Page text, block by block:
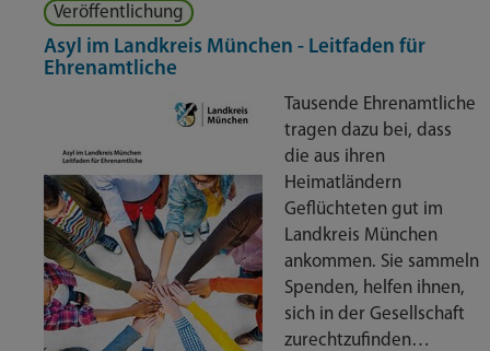
Veröffentlichung
Asyl im Landkreis München - Leitfaden für
Ehrenamtliche
Tausende Ehrenamtliche
tragen dazu bei, dass
die aus ihren
Heimatländern
Geflüchteten gut im
Landkreis München
ankommen. Sie sammeln
Spenden, helfen ihnen,
sich in der Gesellschaft
zurechtzufinden…